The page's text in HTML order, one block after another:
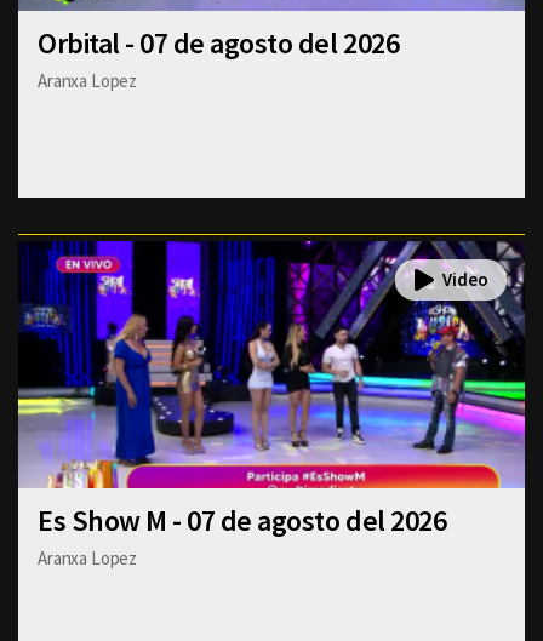
Orbital - 07 de agosto del 2026
Aranxa Lopez
Es Show M - 07 de agosto del 2026
Aranxa Lopez